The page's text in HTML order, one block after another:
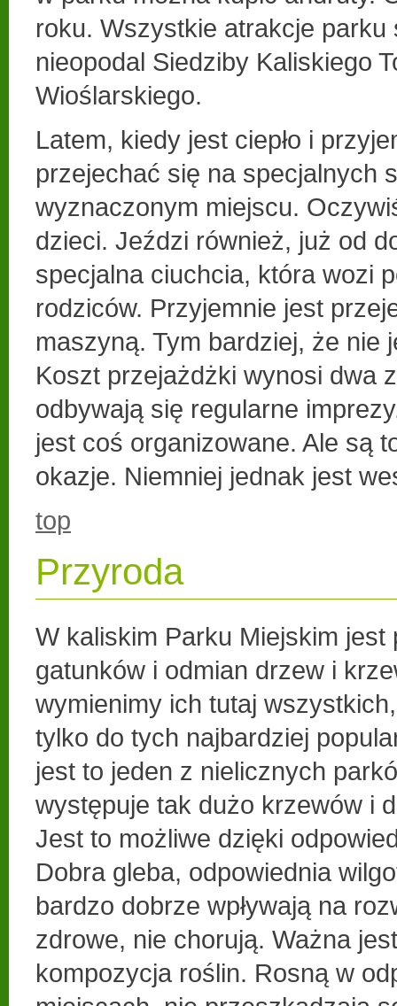
roku. Wszystkie atrakcje parku
nieopodal Siedziby Kaliskiego
Wioślarskiego.
Latem, kiedy jest ciepło i
przejechać się na specjalnych
wyznaczonym miejscu.
dzieci. Jeździ również, już od
specjalna ciuchcia, która wozi
rodziców. Przyjemnie jest
maszyną. Tym bardziej, że nie
Koszt przejażdżki wynosi dwa
odbywają się regularne
jest coś organizowane. Ale są
okazje. Niemniej jednak jest
top
Przyroda
W kaliskim Parku Miejskim jest
gatunków i odmian drzew i
wymienimy ich tutaj
tylko do tych najbardziej
jest to jeden z nielicznych
występuje tak dużo krzewów i
Jest to możliwe dzięki
Dobra gleba, odpowiednia
bardzo dobrze wpływają na
zdrowe, nie chorują. Ważna
kompozycja roślin. Rosną w